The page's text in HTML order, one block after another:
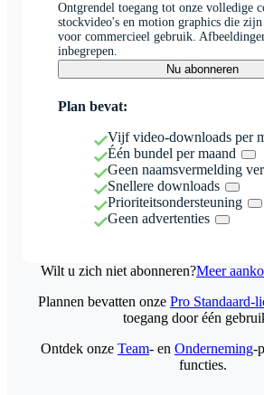
Ontgrendel toegang tot onze volledige
stockvideo's en motion graphics die
voor commercieel gebruik.
inbegrepen.
Nu abonneren
Plan bevat:
Vijf video-downloads per
Één bundel per maand
Geen naamsvermelding
Snellere downloads
Prioriteitsondersteuning
Geen advertenties
Wilt u zich niet abonneren?Meer
Plannen bevatten onze Pro Standaard-
toegang door één
Ontdek onze Team- en Onderneming-
functies.